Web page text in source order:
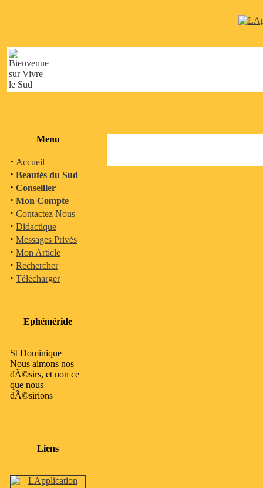
Menu
· Accueil
· Beautés du Sud
· Conseiller
· Mon Compte
· Contactez Nous
· Didactique
· Messages Privés
· Mon Article
· Rechercher
· Télécharger
Ephéméride
St Dominique
Nous aimons nos
dÃ©sirs, et non ce
que nous
dÃ©sirions
Liens